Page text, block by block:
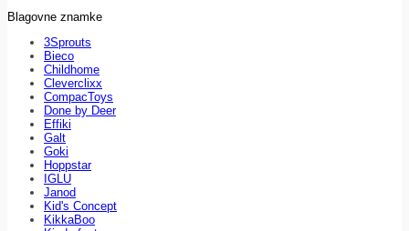
Blagovne znamke
3Sprouts
Bieco
Childhome
Cleverclixx
CompacToys
Done by Deer
Effiki
Galt
Goki
Hoppstar
IGLU
Janod
Kid's Concept
KikkaBoo